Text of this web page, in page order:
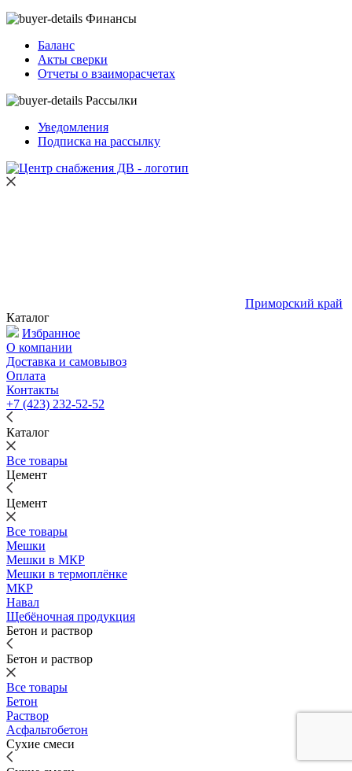
Финансы
Баланс
Акты сверки
Отчеты о взаиморасчетах
Рассылки
Уведомления
Подписка на рассылку
Приморский край
Каталог
Избранное
О компании
Доставка и самовывоз
Оплата
Контакты
+7 (423) 232-52-52
Каталог
Все товары
Цемент
Цемент
Все товары
Мешки
Мешки в МКР
Мешки в термоплёнке
МКР
Навал
Щебёночная продукция
Бетон и раствор
Бетон и раствор
Все товары
Бетон
Раствор
Асфальтобетон
Сухие смеси